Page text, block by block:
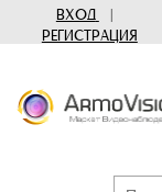
ВХОД
|
РЕГИСТРАЦИЯ